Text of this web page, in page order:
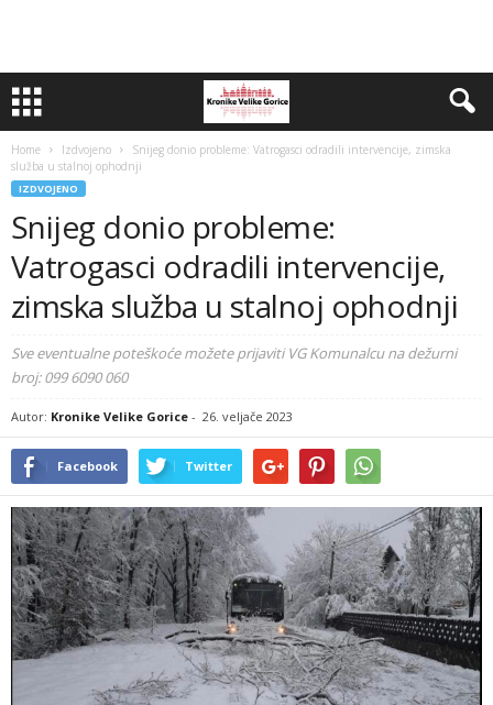
Home Izdvojeno
Snijeg donio probleme: Vatrogasci odradili intervencije, zimska
služba u stalnoj ophodnji
IZDVOJENO
Snijeg donio probleme:
Vatrogasci odradili intervencije,
zimska služba u stalnoj ophodnji
Sve eventualne poteškoće možete prijaviti VG Komunalcu na dežurni
broj: 099 6090 060
Autor: Kronike Velike Gorice - 26. veljače 2023
Facebook Twitter